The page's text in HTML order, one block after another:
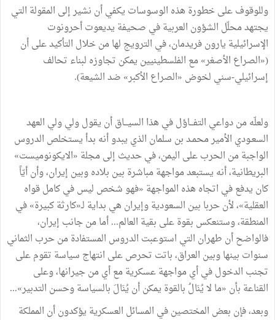
وللوقوفعلىخطورة هذه الوسوسات يكفيأن نشيرإلى المقولة التي
يجتهدمحلّل الشؤون العربيةفي صحيفة يديعوتأحرونوت
الإسرائيلية يارونفريدمان،في الترويج لهامنخلال التأكيدعلىأن
(
«الصراع الأصغر»مع الفلسطينيين يمكن تجاوزه لبناء تحالف
إسرائيلي-سني لخوض «الصراع الأكبر» ضدالشيعة).
ولعلّهمندواعي التفـــاؤلفي هذا السيـــاقأن يقولوليولي العهد
السعـودي الأميرمحمـدبن سلمان الذي يبدوأنه بدأ يستخلص الدروس
الواجبةمن الحربعلى اليمن،فيحديث إلىمجلة «الايكونوميست»
البريطانية،أنه يستبعدمواجهةمباشرة بين بلادهوبين إيران،وأنأيّاً
كان يدفعفي اتجاه هذه المواجهة «فهوشخص ليسفيكاملقواه
العقلية»،لأنحربا بين السعوديةوإيران هي بداية لـ«كارثةكبيرة»في
المنطقة،وستنعكس بقوةعلى بقية العالم...أمامنجانب إيران،
فالواضحأن طهران التي استوعبت الدروس المستفادةمنحرب الثماني
سنوات بينهاوبين العراق،باتت تحرصعلى انتهاج سياسة تقومعلى
تجنب الدخولفيأيمواجهةعسكريةمعأيمنجيرانها،وعلى
القناعة بأن «ما لايُنَالُ بالقوة يمكنأن يُنَالَ بالسياسةوحسن التدبير»
...
وبعد،فإن بعض المختصينفي المسائل العسكرية يؤكدونأن المملكة